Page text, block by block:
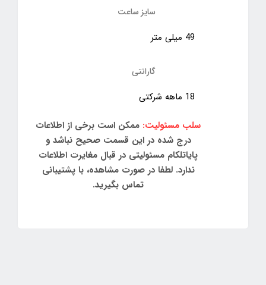
سایز ساعت
49 میلی متر
گارانتی
18 ماهه شرکتی
سلب مسئولیت: ممکن است برخی از اطلاعات
درج شده در این قسمت صحیح نباشد و
پایاتلکام مسئولیتی در قبال مغایرت اطلاعات
ندارد. لطفا در صورت مشاهده، با پشتیبانی
تماس بگیرید.